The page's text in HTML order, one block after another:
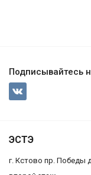
Подписывайтесь
ЭСТЭ
г. Кстово пр. Победы